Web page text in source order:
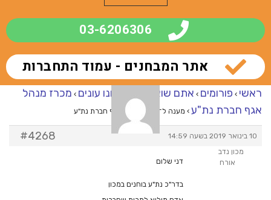
03-6206306
אתר המבחנים - עמוד התחברות
ראשי › פורומים › אתם שואלים – אנחנו עונים › מכרז מנהל
אגף חברת נת"ע › מענה ל־מכרז מנהל אגף חברת נת"ע
10 בינואר 2019 בשעה 14:59 #4268
מכון נדב
אורח
דני שלום
בדר"כ נת"ע בוחנים במכון